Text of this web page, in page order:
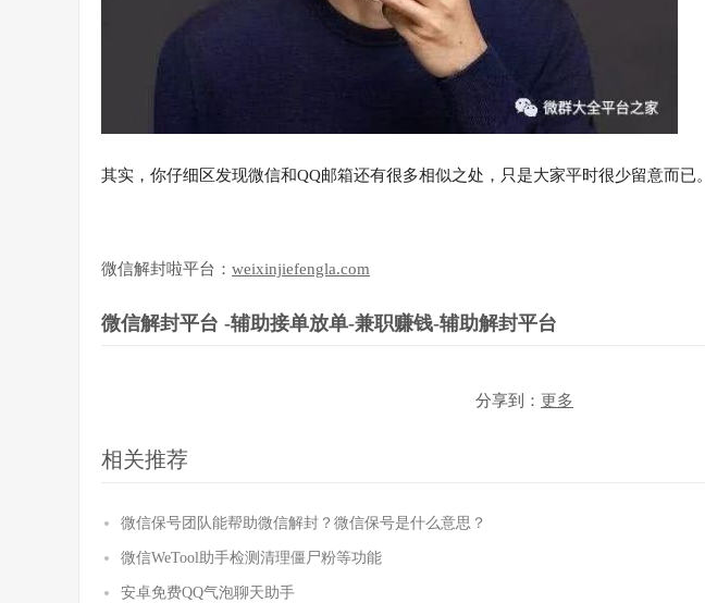
其实，你仔细区发现微信和QQ邮箱还有很多相似之处，只是大家平时很少留意而已。
微信解封啦平台： weixinjiefengla.com
微信解封平台 -辅助接单放单-兼职赚钱-辅助解封平台
分享到： 更多
相关推荐
微信保号团队能帮助微信解封？微信保号是什么意思？
微信WeTool助手检测清理僵尸粉等功能
安卓免费QQ气泡聊天助手